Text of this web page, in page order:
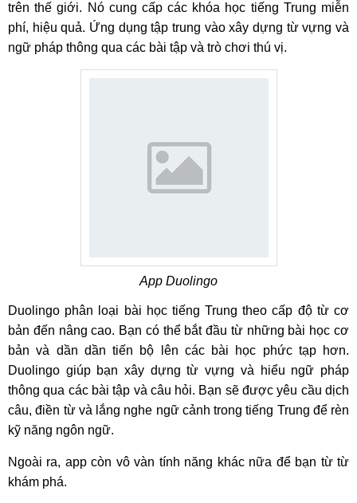
trên thế giới. Nó cung cấp các khóa học tiếng Trung miễn
phí, hiệu quả. Ứng dụng tập trung vào xây dựng từ vựng và
ngữ pháp thông qua các bài tập và trò chơi thú vị.
App Duolingo
Duolingo phân loại bài học tiếng Trung theo cấp độ từ cơ
bản đến nâng cao. Bạn có thể bắt đầu từ những bài học cơ
bản và dần dần tiến bộ lên các bài học phức tạp hơn.
Duolingo giúp bạn xây dựng từ vựng và hiểu ngữ pháp
thông qua các bài tập và câu hỏi. Bạn sẽ được yêu cầu dịch
câu, điền từ và lắng nghe ngữ cảnh trong tiếng Trung để rèn
kỹ năng ngôn ngữ.
Ngoài ra, app còn vô vàn tính năng khác nữa để bạn từ từ
khám phá.